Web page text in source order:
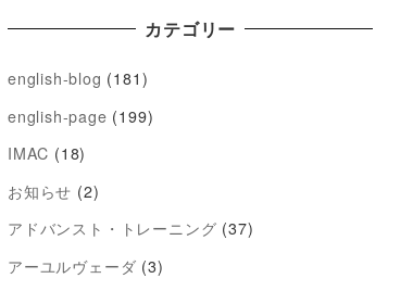
カテゴリー
english-blog (181)
english-page (199)
IMAC (18)
お知らせ (2)
アドバンスト・トレーニング (37)
アーユルヴェーダ (3)